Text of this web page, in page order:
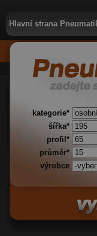
Hlavní strana
kategorie*
šířka*
profil*
průměr*
výrobce